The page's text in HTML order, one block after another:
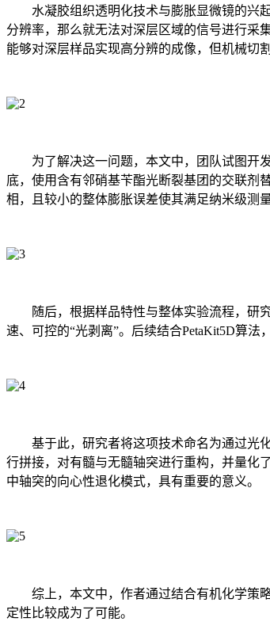
水凝胶组织透明化技术与膨胀显微镜的兴
分辨率，那么就无法对深层区域的信号进行采
能够对深层样品实现高分辨的成像，但机械切
为了解决这一问题，本文中，团队试图开
底，使用含有邻硝基苄酯光断裂基团的交联剂
相，且较小的整体膨胀误差使其满足纳米级测量
随后，根据样品特性与整体实验流程，研
速、可控的“光剥离”。后续结合PetaKit5D算
基于此，研究者将这项技术命名为通过光
行拼接，对有髓与无髓轴突进行重构，并量化
中轴突的向心性退化模式，具有重要的意义。
综上，本文中，作者通过结合有机化学策
定性比较成为了可能。